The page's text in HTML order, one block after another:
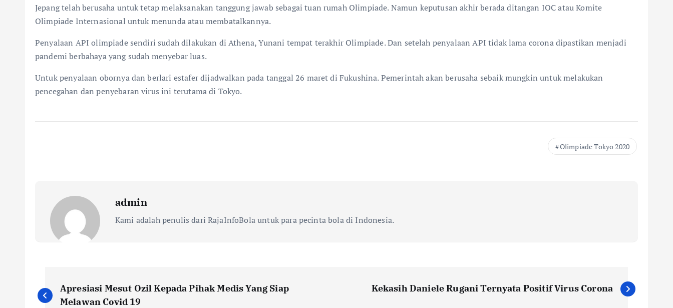
Jepang telah berusaha untuk tetap melaksanakan tanggung jawab sebagai tuan rumah Olimpiade. Namun keputusan akhir berada ditangan IOC atau Komite
Olimpiade Internasional untuk menunda atau membatalkannya.
Penyalaan API olimpiade sendiri sudah dilakukan di Athena, Yunani tempat terakhir Olimpiade. Dan setelah penyalaan API tidak lama corona dipastikan menjadi
pandemi berbahaya yang sudah menyebar luas.
Untuk penyalaan obornya dan berlari estafer dijadwalkan pada tanggal 26 maret di Fukushina. Pemerintah akan berusaha sebaik mungkin untuk melakukan
pencegahan dan penyebaran virus ini terutama di Tokyo.
Olimpiade Tokyo 2020
admin
Kami adalah penulis dari RajaInfoBola untuk para pecinta bola di Indonesia.
N
Apresiasi Mesut Ozil Kepada Pihak Medis Yang Siap
Melawan Covid 19
Kekasih Daniele Rugani Ternyata Positif Virus Corona